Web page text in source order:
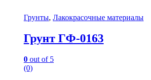
Грунты, Лакокрасочные материалы
Грунт ГФ-0163
0 out of 5
(0)